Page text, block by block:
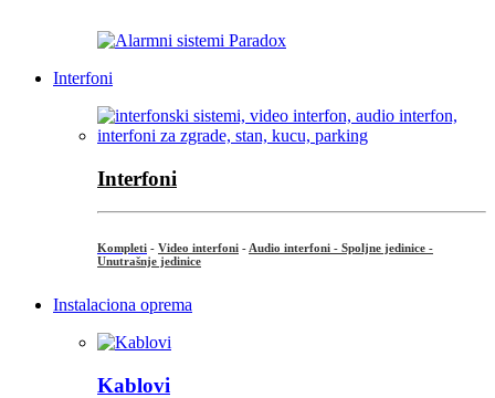
Interfoni
Interfoni
Kompleti - Video interfoni - Audio interfoni - Spoljne jedinice -
Unutrašnje jedinice
Instalaciona oprema
Kablovi